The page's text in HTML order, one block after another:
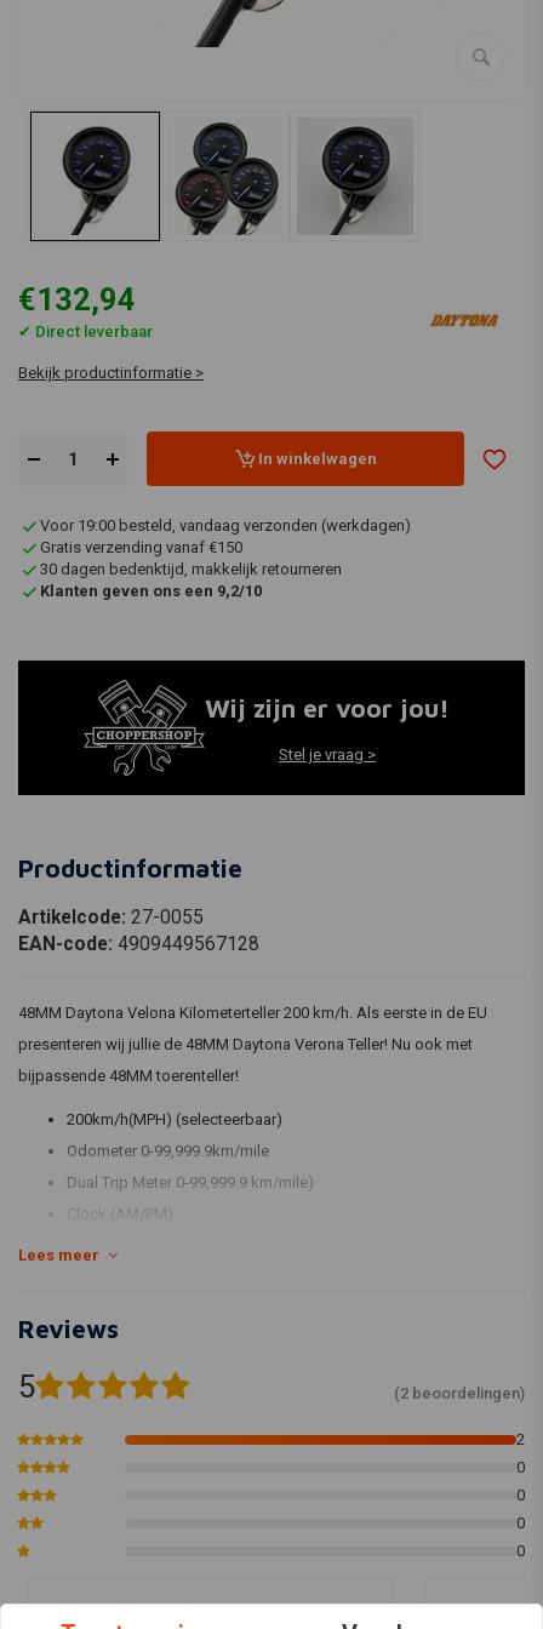
€132,94
✔ Direct leverbaar
Bekijk productinformatie >
In winkelwagen
Voor 19:00 besteld, vandaag verzonden (werkdagen)
Gratis verzending vanaf €150
30 dagen bedenktijd, makkelijk retourneren
Klanten geven ons een 9,2/10
Wij zijn er voor jou!
Stel je vraag >
Productinformatie
Artikelcode: 27-0055
EAN-code: 4909449567128
48MM Daytona Velona Kilometerteller 200 km/h. Als eerste in de EU
presenteren wij jullie de 48MM Daytona Verona Teller! Nu ook met
bijpassende 48MM toerenteller!
200km/h(MPH) (selecteerbaar)
Odometer 0-99,999.9km/mile
Dual Trip Meter 0-99,999.9 km/mile)
Clock (AM/PM)
Waterproof
Met V-steun
Je motor dient al een electrisch signaal te geven voor de
snelheid. Als deze dat niet heeft, kunt u dezesensorer los bij
aanschaffen: √ä
Lees meer
Reviews
5 (2 beoordelingen)
2
0
0
0
0